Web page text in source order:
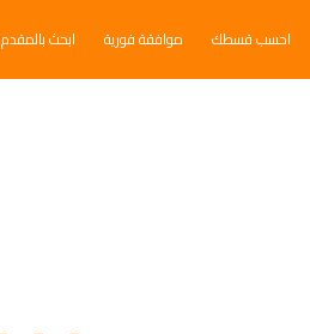
احسب قسطك موافقة فورية ابحث بالمقدم